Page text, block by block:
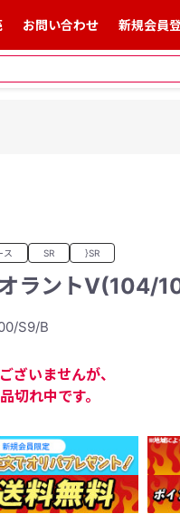
お問い合わせ 新規会員
ス SR }SR
オラントV(104/
S9/B
ざいませんが、
切れ中です。